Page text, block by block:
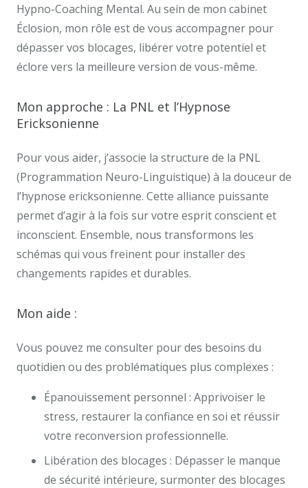
Hypno-Coaching Mental. Au sein de mon cabinet
Éclosion, mon rôle est de vous accompagner pour
dépasser vos blocages, libérer votre potentiel et
éclore vers la meilleure version de vous-même.
Mon approche : La PNL et l’Hypnose
Ericksonienne
Pour vous aider, j’associe la structure de la PNL
(Programmation Neuro-Linguistique) à la douceur de
l’hypnose ericksonienne. Cette alliance puissante
permet d’agir à la fois sur votre esprit conscient et
inconscient. Ensemble, nous transformons les
schémas qui vous freinent pour installer des
changements rapides et durables.
Mon aide :
Vous pouvez me consulter pour des besoins du
quotidien ou des problématiques plus complexes :
Épanouissement personnel : Apprivoiser le
stress, restaurer la confiance en soi et réussir
votre reconversion professionnelle.
Libération des blocages : Dépasser le manque
de sécurité intérieure, surmonter des blocages